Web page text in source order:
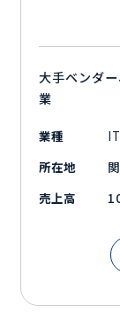
大手ベンダ
業
業種
所在地
売上高